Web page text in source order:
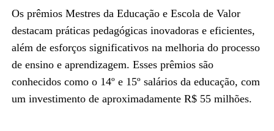
Os prêmios Mestres da Educação e Escola de Valor
destacam práticas pedagógicas inovadoras e eficientes,
além de esforços significativos na melhoria do processo
de ensino e aprendizagem. Esses prêmios são
conhecidos como o 14º e 15º salários da educação, com
um investimento de aproximadamente R$ 55 milhões.